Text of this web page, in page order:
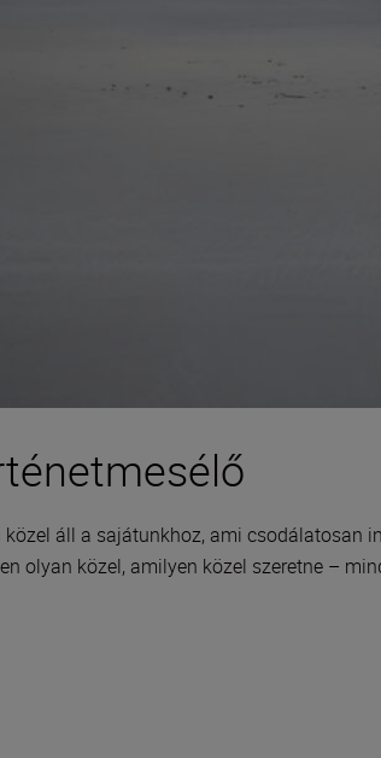
áll a sajátunkhoz, ami
olyan közel, amilyen közel szeretne –